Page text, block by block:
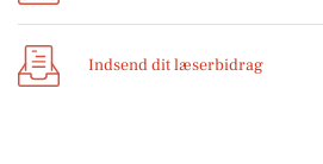
Indsend dit læserbidrag